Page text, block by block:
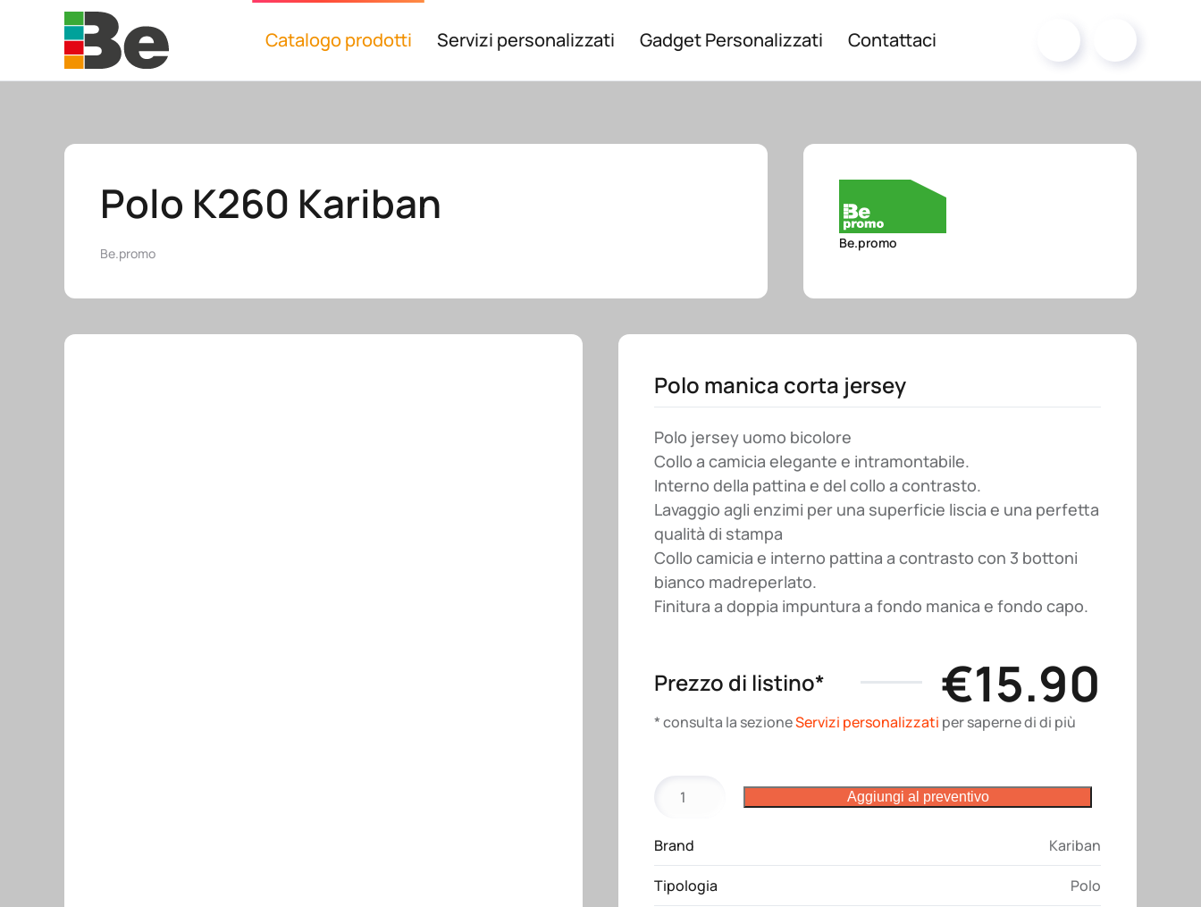
Skip to main content Catalogo prodotti Servizi personalizzati Gadget Personalizzati Contattaci
Polo K260 Kariban
Be.promo
Be.promo
Polo manica corta jersey
Polo jersey uomo bicolore
Collo a camicia elegante e intramontabile.
Interno della pattina e del collo a contrasto.
Lavaggio agli enzimi per una superficie liscia e una perfetta
qualità di stampa
Collo camicia e interno pattina a contrasto con 3 bottoni
bianco madreperlato.
Finitura a doppia impuntura a fondo manica e fondo capo.
Prezzo di listino* €15.90
* consulta la sezioneServizi personalizzati per saperne di di più
K260
quantità
Aggiungi al preventivo
Brand Kariban
Tipologia Polo